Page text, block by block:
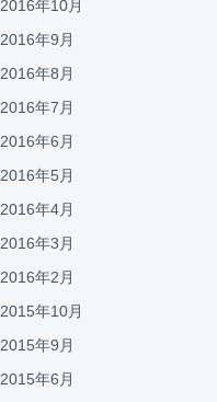
2016年10月
2016年9月
2016年8月
2016年7月
2016年6月
2016年5月
2016年4月
2016年3月
2016年2月
2015年10月
2015年9月
2015年6月